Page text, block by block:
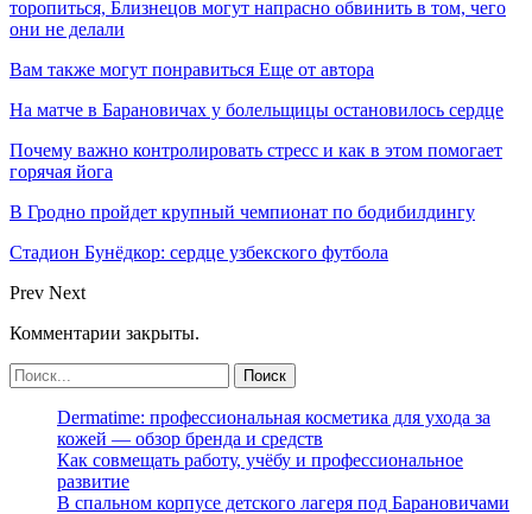
торопиться, Близнецов могут напрасно обвинить в том, чего
они не делали
Вам также могут понравиться Еще от автора
На матче в Барановичах у болельщицы остановилось сердце
Почему важно контролировать стресс и как в этом помогает
горячая йога
В Гродно пройдет крупный чемпионат по бодибилдингу
Стадион Бунёдкор: сердце узбекского футбола
Prev Next
Комментарии закрыты.
Dermatime: профессиональная косметика для ухода за
кожей — обзор бренда и средств
Как совмещать работу, учёбу и профессиональное
развитие
В спальном корпусе детского лагеря под Барановичами